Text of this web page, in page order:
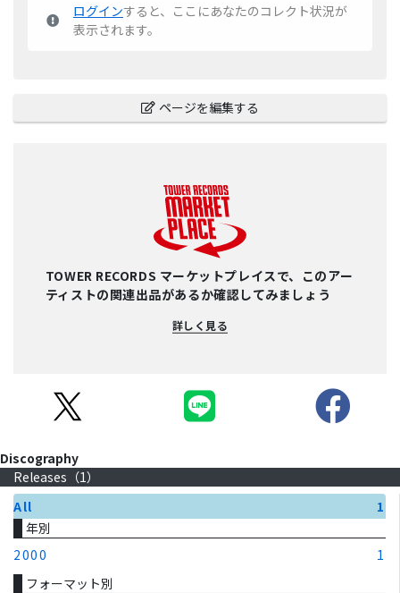
ログインすると、ここにあなたのコレクト状況が
表示されます。
ページを編集する
TOWER RECORDS マーケットプレイスで、このアー
ティストの関連出品があるか確認してみましょう
詳しく見る
Discography
Releases（1）
All
1
年別
2000
1
フォーマット別